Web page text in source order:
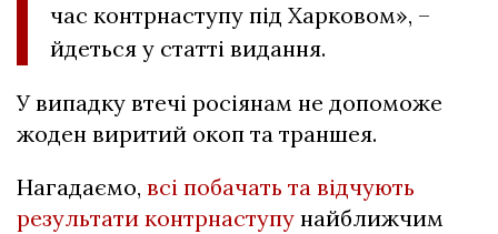
час контрнаступу під Харковом», –
йдеться у статті видання.
У випадку втечі росіянам не допоможе
жоден виритий окоп та траншея.
Нагадаємо, всі побачать та відчують
результати контрнаступу найближчим